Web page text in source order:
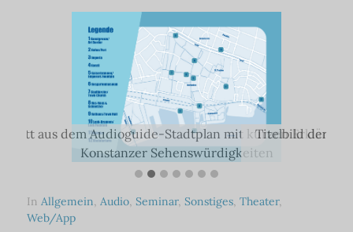
aus dem Audioguide-Stadtplan mit kurzen
Konstanzer Sehenswürdigkeiten
Titelbild der
In Allgemein, Audio, Seminar, Sonstiges, Theater,
Web/App